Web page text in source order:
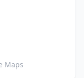
Maps